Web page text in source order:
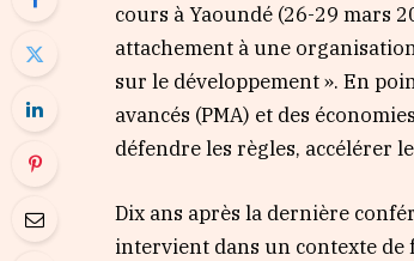
cours à Yaoundé (26-29 mars
attachement à une
sur le développement ». En
avancés (PMA) et des
défendre les règles, accélérer
Dix ans après la dernière
intervient dans un contexte de